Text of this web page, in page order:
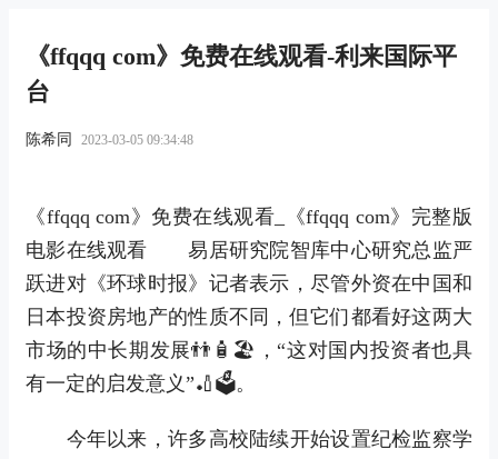
《ffqqq com》免费在线观看-利来国际平
台
陈希同 2023-03-05 09:34:48
《ffqqq com》免费在线观看_《ffqqq com》完整版
电影在线观看 易居研究院智库中心研究总监严
跃进对《环球时报》记者表示，尽管外资在中国和
日本投资房地产的性质不同，但它们都看好这两大
市场的中长期发展👬🧴🏖，“这对国内投资者也具
有一定的启发意义”🏏🗳。
今年以来，许多高校陆续开始设置纪检监察学